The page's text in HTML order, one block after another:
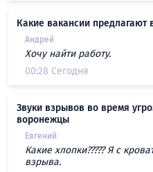
Какие вакансии
Андрей
Хочу найти работу.
00:28 Сегодня
Звуки взрывов во время
воронежцы
Евгений
Какие хлопки????? Я с
взрыва.